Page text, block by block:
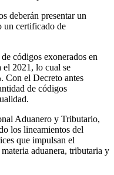
deberán presentar un
un certificado de
códigos exonerados en
el 2021, lo cual se
Con el Decreto antes
de códigos
Aduanero y Tributario,
los lineamientos del
que impulsan el
aduanera, tributaria y